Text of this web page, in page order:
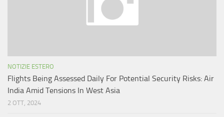
NOTIZIE ESTERO
Flights Being Assessed Daily For Potential Security Risks: Air
India Amid Tensions In West Asia
2 OTT, 2024